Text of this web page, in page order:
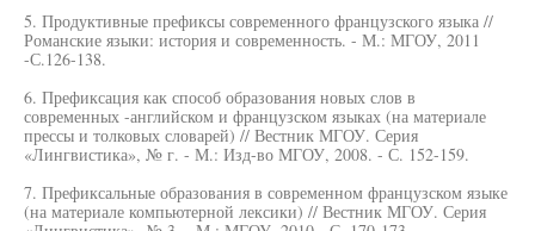
5. Продуктивные префиксы современного французского языка //
Романские языки: история и современность. - М.: МГОУ, 2011
-С.126-138.
6. Префиксация как способ образования новых слов в
современных -английском и французском языках (на материале
прессы и толковых словарей) // Вестник МГОУ. Серия
«Лингвистика», № г. - М.: Изд-во МГОУ, 2008. - С. 152-159.
7. Префиксальные образования в современном французском языке
(на материале компьютерной лексики) // Вестник МГОУ. Серия